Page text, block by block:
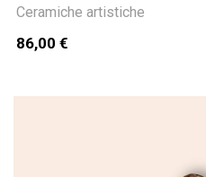
Ceramiche artistiche
86,00 €